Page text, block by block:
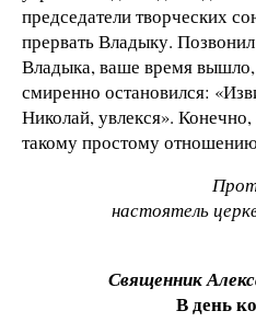
председатели творческих
прервать Владыку.
Владыка, ваше время
смиренно остановился:
Николай, увлекся».
такому простому
настоятель
Священник
В день